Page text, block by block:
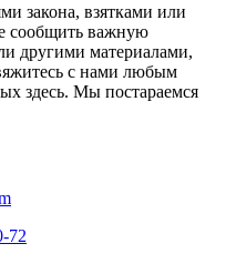
закона, взятками или
сообщить важную
другими материалами,
с нами любым
здесь. Мы постараемся
72